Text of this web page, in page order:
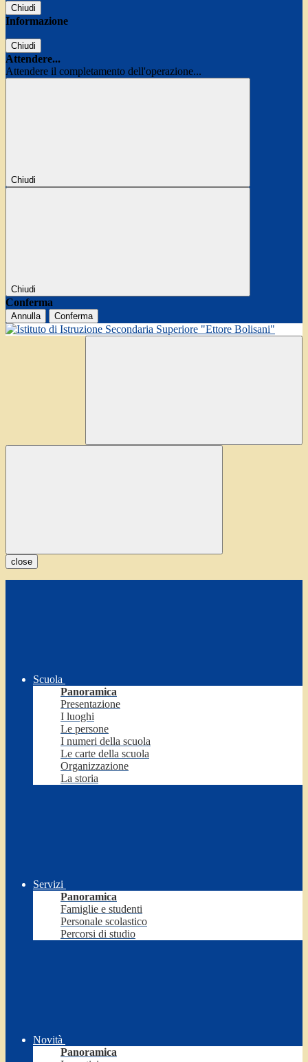
Chiudi
Informazione
Chiudi
Attendere...
Attendere il completamento dell'operazione...
Chiudi
Chiudi
Conferma
Annulla Conferma
close
Scuola
Panoramica
Presentazione
I luoghi
Le persone
I numeri della scuola
Le carte della scuola
Organizzazione
La storia
Servizi
Panoramica
Famiglie e studenti
Personale scolastico
Percorsi di studio
Novità
Panoramica